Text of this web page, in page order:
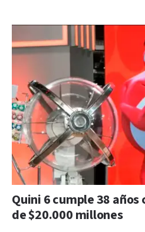
Quini 6 cumple 38 años
de $20.000 millones